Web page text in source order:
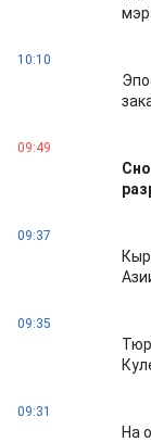
10:10
09:49
09:37
09:35
09:31
На